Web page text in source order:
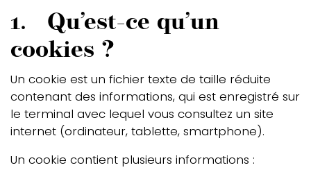
1. Qu’est-ce qu’un
cookies ?
Un cookie est un fichier texte de taille réduite
contenant des informations, qui est enregistré sur
le terminal avec lequel vous consultez un site
internet (ordinateur, tablette, smartphone).
Un cookie contient plusieurs informations :